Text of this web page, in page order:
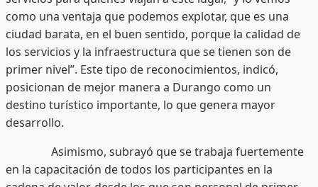
como una ventaja que podemos explotar, que es una
ciudad barata, en el buen sentido, porque la calidad de
los servicios y la infraestructura que se tienen son de
primer nivel”. Este tipo de reconocimientos, indicó,
posicionan de mejor manera a Durango como un
destino turístico importante, lo que genera mayor
desarrollo.
Asimismo, subrayó que se trabaja fuertemente
en la capacitación de todos los participantes en la